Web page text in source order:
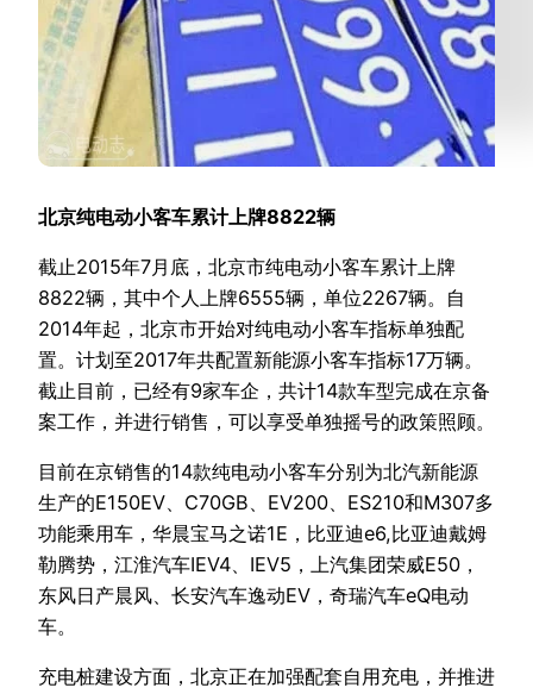
北京纯电动小客车累计上牌8822辆
截止2015年7月底，北京市纯电动小客车累计上牌
8822辆，其中个人上牌6555辆，单位2267辆。自
2014年起，北京市开始对纯电动小客车指标单独配
置。计划至2017年共配置新能源小客车指标17万辆。
截止目前，已经有9家车企，共计14款车型完成在京备
案工作，并进行销售，可以享受单独摇号的政策照顾。
目前在京销售的14款纯电动小客车分别为北汽新能源
生产的E150EV、C70GB、EV200、ES210和M307多
功能乘用车，华晨宝马之诺1E，比亚迪e6,比亚迪戴姆
勒腾势，江淮汽车IEV4、IEV5，上汽集团荣威E50，
东风日产晨风、长安汽车逸动EV，奇瑞汽车eQ电动
车。
充电桩建设方面，北京正在加强配套自用充电，并推进